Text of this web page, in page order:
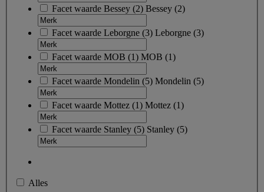
Facet waarde Bessey (2) Bessey (2)
Facet waarde Leborgne (3) Leborgne (3)
Facet waarde MOB (1) MOB (1)
Facet waarde Mondelin (5) Mondelin (5)
Facet waarde Mottez (1) Mottez (1)
Facet waarde Stanley (5) Stanley (5)
Alles